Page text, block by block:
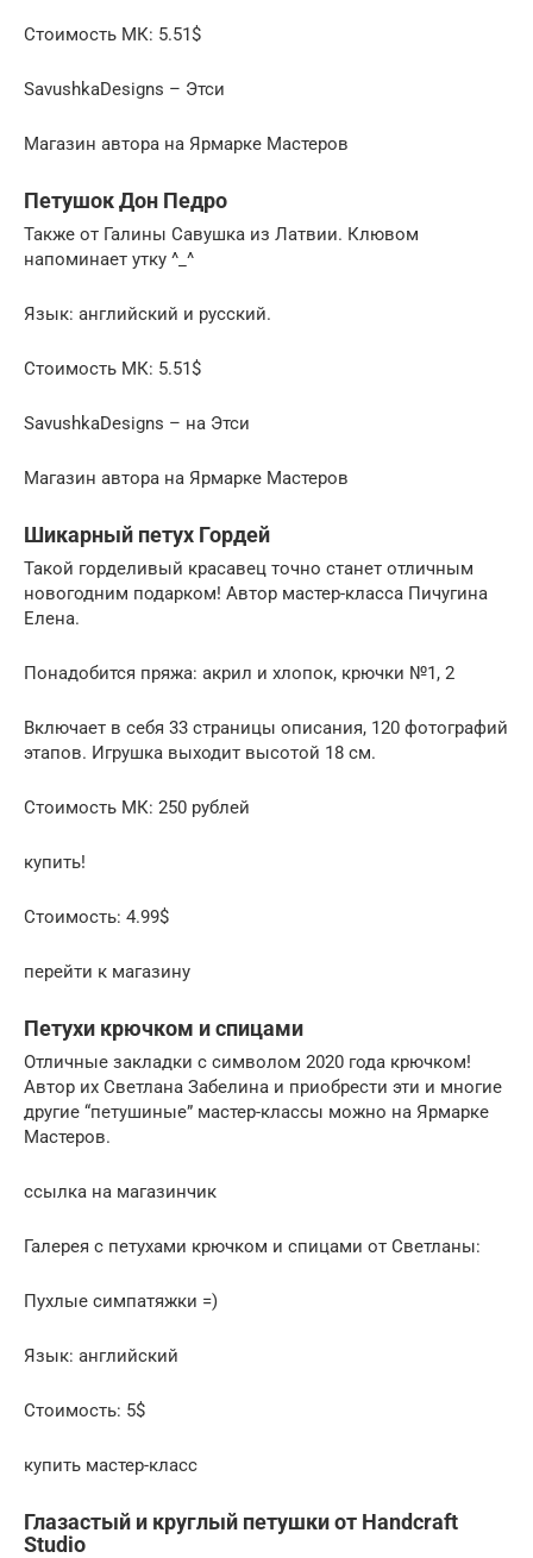
Стоимость МК: 5.51$
SavushkaDesigns – Этси
Магазин автора на Ярмарке Мастеров
Петушок Дон Педро
Также от Галины Савушка из Латвии. Клювом
напоминает утку ^_^
Язык: английский и русский.
Стоимость МК: 5.51$
SavushkaDesigns – на Этси
Магазин автора на Ярмарке Мастеров
Шикарный петух Гордей
Такой горделивый красавец точно станет отличным
новогодним подарком! Автор мастер-класса Пичугина
Елена.
Понадобится пряжа: акрил и хлопок, крючки №1, 2
Включает в себя 33 страницы описания, 120 фотографий
этапов. Игрушка выходит высотой 18 см.
Стоимость МК: 250 рублей
купить!
Стоимость: 4.99$
перейти к магазину
Петухи крючком и спицами
Отличные закладки с символом 2020 года крючком!
Автор их Светлана Забелина и приобрести эти и многие
другие “петушиные” мастер-классы можно на Ярмарке
Мастеров.
ссылка на магазинчик
Галерея с петухами крючком и спицами от Светланы:
Пухлые симпатяжки =)
Язык: английский
Стоимость: 5$
купить мастер-класс
Глазастый и круглый петушки от Handcraft
Studio